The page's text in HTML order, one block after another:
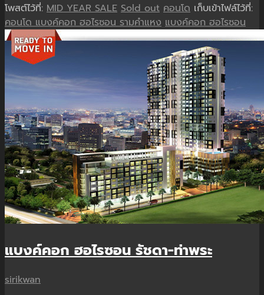
โพสต์ไว้ที่: MID YEAR SALE Sold out คอนโด เก็บเข้าไฟล์ไว้ที่:
คอนโด แบงค์คอก ฮอไรซอน รามคำแหง แบงค์คอก ฮอไรซอน
แบงค์คอก ฮอไรซอน รัชดา-ท่าพระ
sirikwan